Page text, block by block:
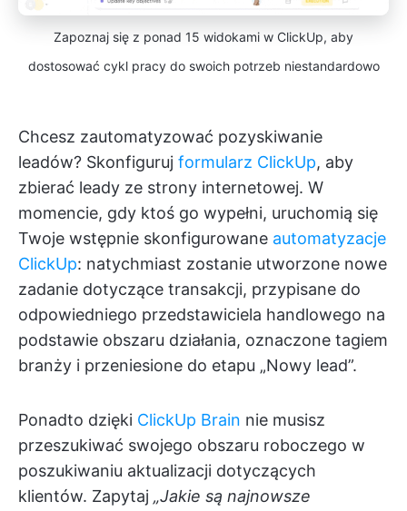
Zapoznaj się z ponad 15 widokami w ClickUp, aby
dostosować cykl pracy do swoich potrzeb niestandardowo
Chcesz zautomatyzować pozyskiwanie
leadów? Skonfiguruj formularz ClickUp, aby
zbierać leady ze strony internetowej. W
momencie, gdy ktoś go wypełni, uruchomią się
Twoje wstępnie skonfigurowane automatyzacje
ClickUp: natychmiast zostanie utworzone nowe
zadanie dotyczące transakcji, przypisane do
odpowiedniego przedstawiciela handlowego na
podstawie obszaru działania, oznaczone tagiem
branży i przeniesione do etapu „Nowy lead”.
Ponadto dzięki ClickUp Brain nie musisz
przeszukiwać swojego obszaru roboczego w
poszukiwaniu aktualizacji dotyczących
klientów. Zapytaj „Jakie są najnowsze